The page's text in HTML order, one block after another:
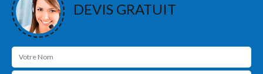
DEVIS GRATUIT